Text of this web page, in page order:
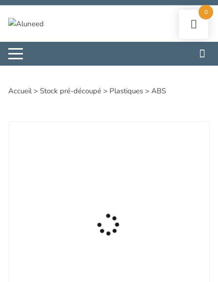
Aller
contenu
Accueil>Stock pré-découpé > Plastiques >ABS
0